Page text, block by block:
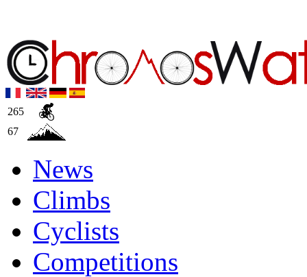
265
67
News
Climbs
Cyclists
Competitions